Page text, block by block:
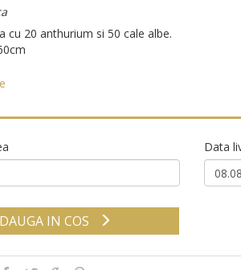
cu 20 anthurium si 50 cale albe.
Data